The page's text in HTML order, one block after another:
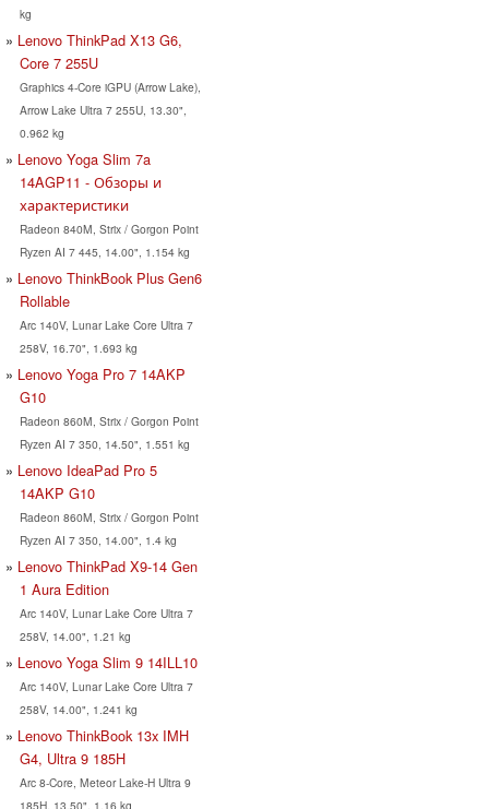
kg
Lenovo ThinkPad X13 G6,
Core 7 255U
Graphics 4-Core iGPU (Arrow Lake),
Arrow Lake Ultra 7 255U, 13.30",
0.962 kg
Lenovo Yoga Slim 7a
14AGP11 - Обзоры и
характеристики
Radeon 840M, Strix / Gorgon Point
Ryzen AI 7 445, 14.00", 1.154 kg
Lenovo ThinkBook Plus Gen6
Rollable
Arc 140V, Lunar Lake Core Ultra 7
258V, 16.70", 1.693 kg
Lenovo Yoga Pro 7 14AKP
G10
Radeon 860M, Strix / Gorgon Point
Ryzen AI 7 350, 14.50", 1.551 kg
Lenovo IdeaPad Pro 5
14AKP G10
Radeon 860M, Strix / Gorgon Point
Ryzen AI 7 350, 14.00", 1.4 kg
Lenovo ThinkPad X9-14 Gen
1 Aura Edition
Arc 140V, Lunar Lake Core Ultra 7
258V, 14.00", 1.21 kg
Lenovo Yoga Slim 9 14ILL10
Arc 140V, Lunar Lake Core Ultra 7
258V, 14.00", 1.241 kg
Lenovo ThinkBook 13x IMH
G4, Ultra 9 185H
Arc 8-Core, Meteor Lake-H Ultra 9
185H, 13.50", 1.16 kg